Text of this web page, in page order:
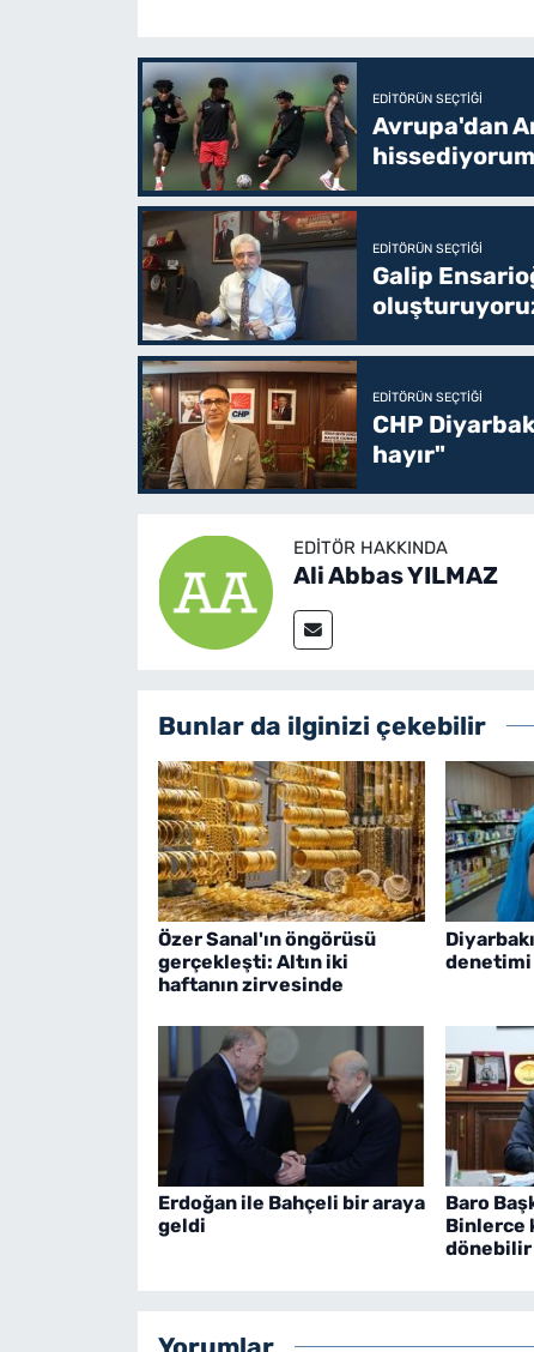
EDITÖRÜN SEÇTIĞI
Avrupa'dan
hissediyorum
EDITÖRÜN SEÇTIĞI
Galip
EDITÖRÜN SEÇTIĞI
CHP
hayır"
EDITÖR HAKKINDA
Ali Abbas YILMAZ
Bunlar da ilginizi çekebilir
Özer Sanal'ın öngörüsü
gerçekleşti: Altın iki
haftanın zirvesinde
denetimi
Erdoğan ile Bahçeli bir araya
geldi
Baro
Binlerce
dönebilir